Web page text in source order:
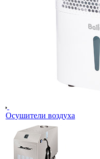
Осушители воздуха